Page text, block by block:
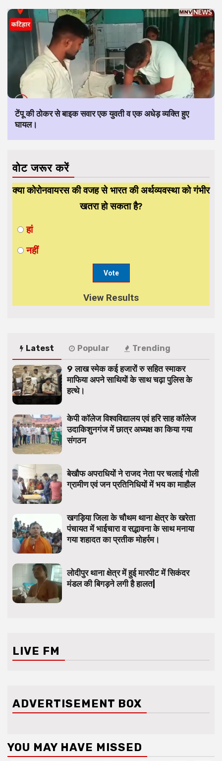
टेंपू की ठोकर से बाइक सवार एक युवती व एक अधेड़ व्यक्ति हुए
घायल।
वोट जरूर करें
क्या कोरोनवायरस की वजह से भारत की अर्थव्यवस्था को गंभीर
खतरा हो सकता है?
हां
नहीं
View Results
Latest Popular Trending
9 लाख स्मेक कई हजारों रु सहित स्माकर
माफिया अपने साथियों के साथ चढ़ा पुलिस के
हत्थे।
केपी कॉलेज विश्वविद्यालय एवं हरि साह कॉलेज
उदाकिशुनगंज में छात्र अध्यक्ष का किया गया
संगठन
बेखौफ अपराधियों ने राजद नेता पर चलाई गोली
ग्रामीण एवं जन प्रतिनिधियों में भय का माहौल
खगड़िया जिला के चौथम थाना क्षेत्र के खरेता
पंचायत में भाईचारा व सद्भावना के साथ मनाया
गया शहादत का प्रतीक मोहर्रम।
लोदीपुर थाना क्षेत्र में हुई मारपीट में सिकंदर
मंडल की बिगड़ने लगी है हालत|
LIVE FM
ADVERTISEMENT BOX
YOU MAY HAVE MISSED